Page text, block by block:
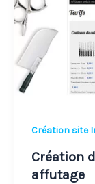
Création site
Création
affutage
affutage